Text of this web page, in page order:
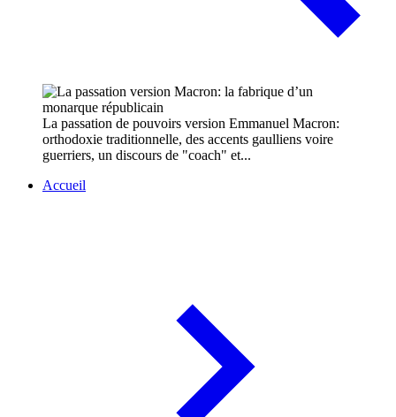
La passation de pouvoirs version Emmanuel Macron:
orthodoxie traditionnelle, des accents gaulliens voire
guerriers, un discours de "coach" et...
Accueil